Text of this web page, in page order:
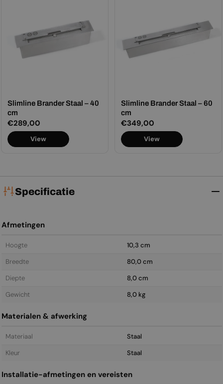
Slimline Brander Staal – 40
cm
Normale
prijs
€289,00
View
Slimline Brander Staal – 60
cm
Normale
prijs
€349,00
View
Specificatie
Afmetingen
Hoogte
10,3 cm
Breedte
80,0 cm
Diepte
8,0 cm
Gewicht
8,0 kg
Materialen & afwerking
Materiaal
Staal
Kleur
Staal
Installatie-afmetingen en vereisten